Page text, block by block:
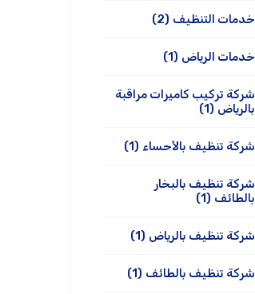
خدمات التنظيف (2)
خدمات الرياض (1)
شركة تركيب كاميرات مراقبة
بالرياض (1)
شركة تنظيف بالأحساء (1)
شركة تنظيف بالبخار
بالطائف (1)
شركة تنظيف بالرياض (1)
شركة تنظيف بالطائف (1)